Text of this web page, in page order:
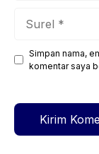
Situs
web
Simpan nama,
komentar saya